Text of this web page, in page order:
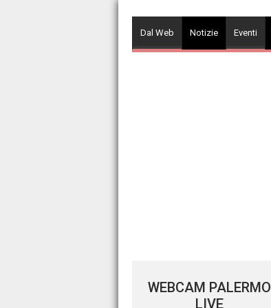
contentDal Web Notizie Eventi
WEBCAM PALERMO
LIVE